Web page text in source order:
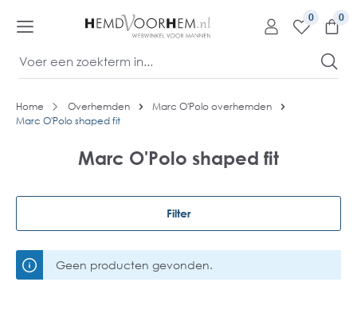
0
Home Overhemden
Marc O'Polo overhemden
Marc O'Polo shaped fit
Marc O'Polo shaped fit
Filter
Geen producten gevonden.